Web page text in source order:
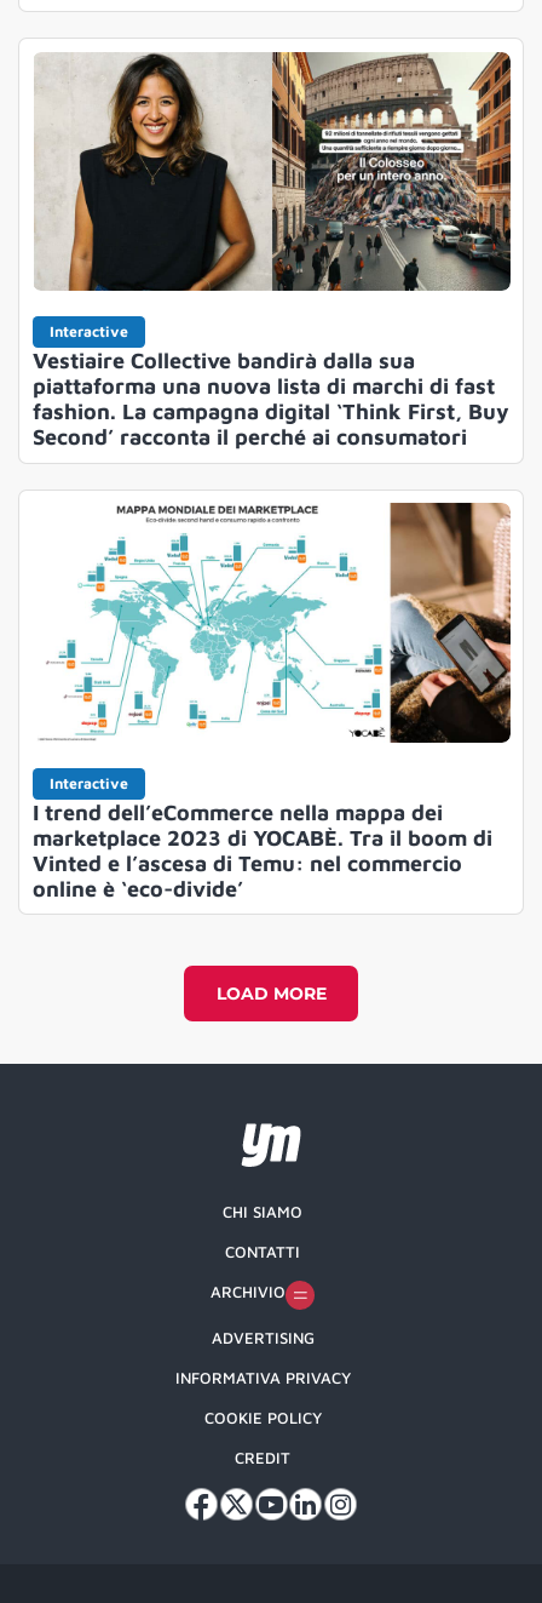
Interactive
Vestiaire Collective bandirà dalla sua
piattaforma una nuova lista di marchi di fast
fashion. La campagna digital ‘Think First, Buy
Second’ racconta il perché ai consumatori
Interactive
I trend dell’eCommerce nella mappa dei
marketplace 2023 di YOCABÈ. Tra il boom di
Vinted e l’ascesa di Temu: nel commercio
online è ‘eco-divide’
LOAD MORE
CHI SIAMO
CONTATTI
ARCHIVIO
ADVERTISING
INFORMATIVA PRIVACY
COOKIE POLICY
CREDIT